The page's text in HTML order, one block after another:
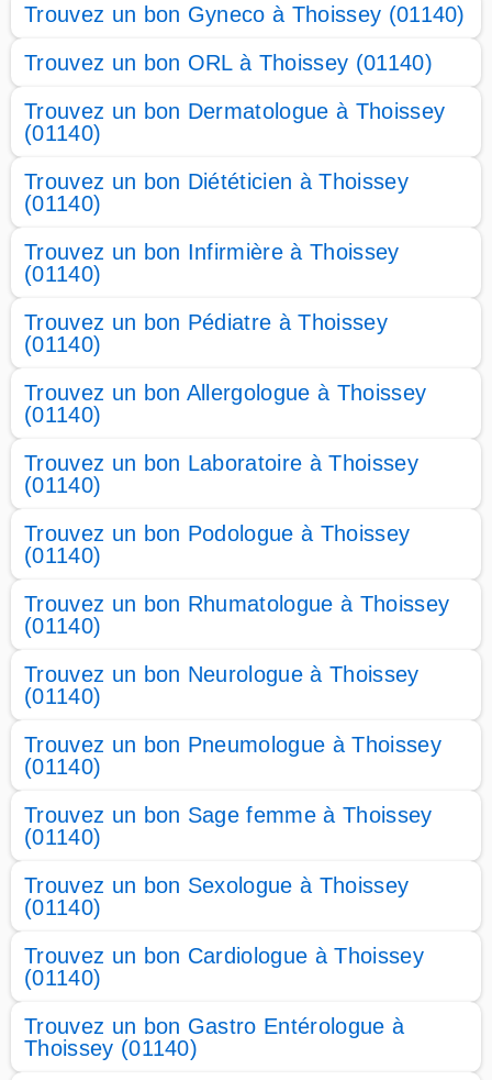
Trouvez un bon Gyneco à Thoissey (01140)
Trouvez un bon ORL à Thoissey (01140)
Trouvez un bon Dermatologue à Thoissey
(01140)
Trouvez un bon Diététicien à Thoissey
(01140)
Trouvez un bon Infirmière à Thoissey
(01140)
Trouvez un bon Pédiatre à Thoissey
(01140)
Trouvez un bon Allergologue à Thoissey
(01140)
Trouvez un bon Laboratoire à Thoissey
(01140)
Trouvez un bon Podologue à Thoissey
(01140)
Trouvez un bon Rhumatologue à Thoissey
(01140)
Trouvez un bon Neurologue à Thoissey
(01140)
Trouvez un bon Pneumologue à Thoissey
(01140)
Trouvez un bon Sage femme à Thoissey
(01140)
Trouvez un bon Sexologue à Thoissey
(01140)
Trouvez un bon Cardiologue à Thoissey
(01140)
Trouvez un bon Gastro Entérologue à
Thoissey (01140)